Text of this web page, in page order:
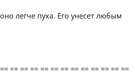
легче пуха. Его унесет любым
== == == == == == == == == == == ==